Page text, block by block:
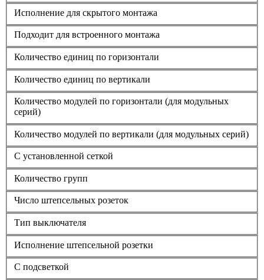
Исполнение для скрытого монтажа
Подходит для встроенного монтажа
Количество единиц по горизонтали
Количество единиц по вертикали
Количество модулей по горизонтали (для модульных
серий)
Количество модулей по вертикали (для модульных серий)
С установленной сеткой
Количество групп
Число штепсельных розеток
Тип выключателя
Исполнение штепсельной розетки
С подсветкой